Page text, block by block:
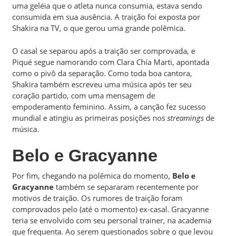
uma geléia que o atleta nunca consumia, estava sendo
consumida em sua ausência. A traição foi exposta por
Shakira na TV, o que gerou uma grande polêmica.
O casal se separou após a traição ser comprovada, e
Piqué segue namorando com Clara Chía Marti, apontada
como o pivô da separação. Como toda boa cantora,
Shakira também escreveu uma música após ter seu
coração partido, com uma mensagem de
empoderamento feminino. Assim, a canção fez sucesso
mundial e atingiu as primeiras posições nos streamings de
música.
Belo e Gracyanne
Por fim, chegando na polêmica do momento, Belo e
Gracyanne também se separaram recentemente por
motivos de traição. Os rumores de traição foram
comprovados pelo (até o momento) ex-casal. Gracyanne
teria se envolvido com seu personal trainer, na academia
que frequenta. Ao serem questionados sobre o que levou